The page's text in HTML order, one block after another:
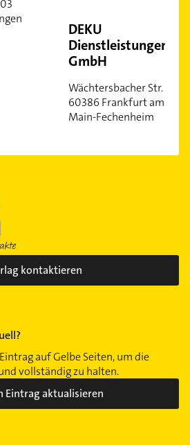
DEKU
Dienstleistungen
GmbH
Wächtersbacher Str. •
60386 Frankfurt am
Main-Fechenheim
kontaktieren
auf Gelbe Seiten, um die
vollständig zu halten.
Eintrag aktualisieren